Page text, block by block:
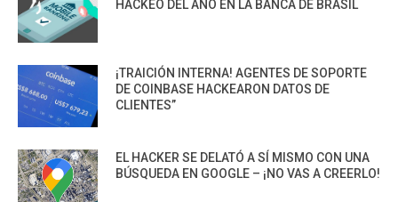
HACKEO DEL AÑO EN LA BANCA DE BRASIL
¡TRAICIÓN INTERNA! AGENTES DE SOPORTE
DE COINBASE HACKEARON DATOS DE
CLIENTES”
EL HACKER SE DELATÓ A SÍ MISMO CON UNA
BÚSQUEDA EN GOOGLE – ¡NO VAS A CREERLO!